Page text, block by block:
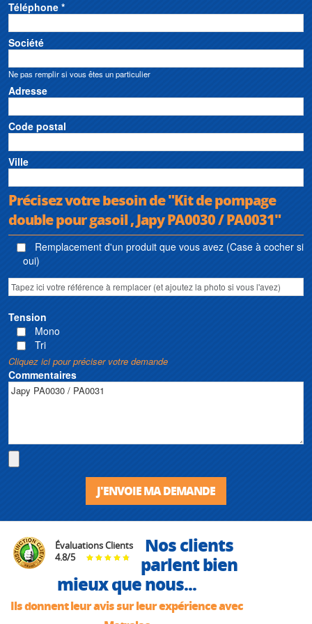
Téléphone *
Société
Ne pas remplir si vous êtes un particulier
Adresse
Code postal
Ville
Précisez votre besoin de "Kit de pompage
double pour gasoil , Japy PA0030 / PA0031"
Remplacement d'un produit que vous avez (Case à cocher si
oui)
Tension
Mono
Tri
Cliquez ici pour préciser votre demande
Commentaires
J'ENVOIE MA DEMANDE
Évaluations Clients
4.8/5
Nos clients
parlent bien
mieux que nous...
Ils donnent leur avis sur leur expérience avec